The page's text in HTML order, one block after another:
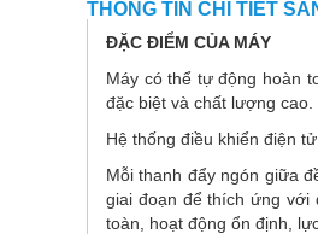
THÔNG TIN CHI TIẾT
ĐẶC ĐIỂM CỦA MÁY
Máy có thể tự động hoàn
đặc biệt và chất lượng cao.
Hệ thống điều khiển điện
Mỗi thanh đẩy ngón giữa
giai đoạn để thích ứng với
toàn, hoạt động ổn định,